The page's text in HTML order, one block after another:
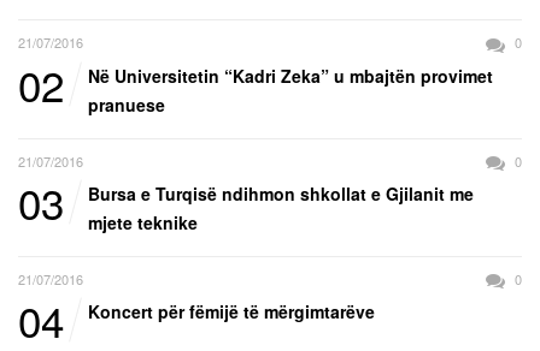
21/07/2016 0
02
Në Universitetin “Kadri Zeka” u mbajtën provimet
pranuese
21/07/2016 0
03
Bursa e Turqisë ndihmon shkollat e Gjilanit me
mjete teknike
21/07/2016 0
04 Koncert për fëmijë të mërgimtarëve